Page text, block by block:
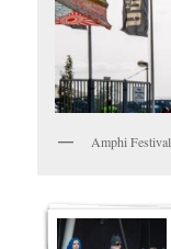
Amphi Festival